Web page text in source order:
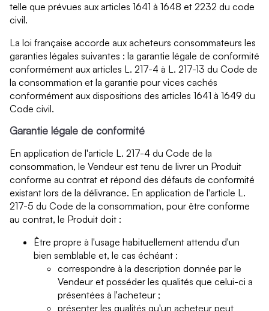
telle que prévues aux articles 1641 à 1648 et 2232 du code
civil.
La loi française accorde aux acheteurs consommateurs les
garanties légales suivantes : la garantie légale de conformité
conformément aux articles L. 217-4 à L. 217-13 du Code de
la consommation et la garantie pour vices cachés
conformément aux dispositions des articles 1641 à 1649 du
Code civil.
Garantie légale de conformité
En application de l'article L. 217-4 du Code de la
consommation, le Vendeur est tenu de livrer un Produit
conforme au contrat et répond des défauts de conformité
existant lors de la délivrance. En application de l'article L.
217-5 du Code de la consommation, pour être conforme
au contrat, le Produit doit :
Être propre à l'usage habituellement attendu d'un
bien semblable et, le cas échéant :
correspondre à la description donnée par le
Vendeur et posséder les qualités que celui-ci a
présentées à l'acheteur ;
présenter les qualités qu'un acheteur peut